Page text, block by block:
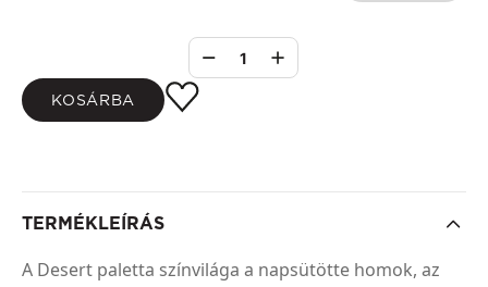
1
KOSÁRBA
TERMÉKLEÍRÁS
A Desert paletta színvilága a napsütötte homok, az